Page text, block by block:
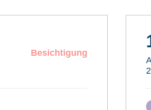
Besichtigung